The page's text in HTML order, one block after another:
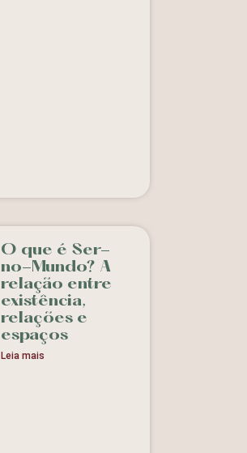
O que é Ser-
no-Mundo? A
relação entre
existência,
relações e
espaços
Leia mais